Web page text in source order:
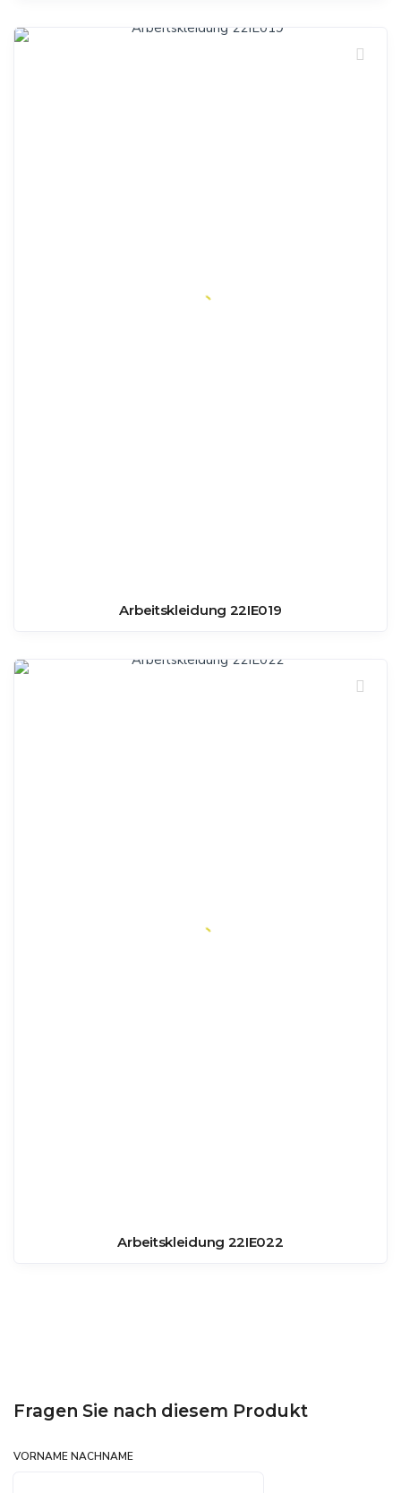
Arbeitskleidung 22IE019
Arbeitskleidung 22IE022
Fragen Sie nach diesem Produkt
VORNAME NACHNAME